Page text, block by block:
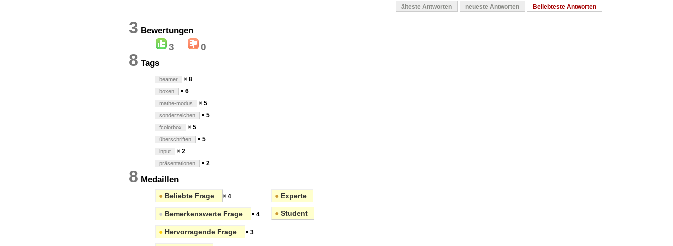
älteste Antworten neueste Antworten Beliebteste Antworten
3 Bewertungen
3 0
8 Tags
beamer × 8
boxen × 6
mathe-modus × 5
sonderzeichen × 5
fcolorbox × 5
überschriften × 5
input × 2
präsentationen × 2
8 Medaillen
● Beliebte Frage × 4
● Bemerkenswerte Frage × 4
● Hervorragende Frage × 3
● Experte
● Student